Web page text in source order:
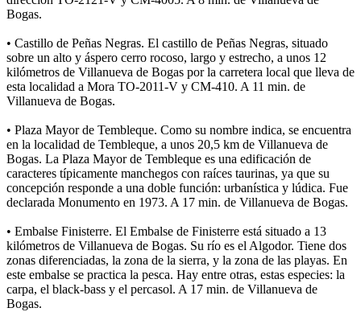
Bogas.
• Castillo de Peñas Negras. El castillo de Peñas Negras, situado
sobre un alto y áspero cerro rocoso, largo y estrecho, a unos 12
kilómetros de Villanueva de Bogas por la carretera local que lleva de
esta localidad a Mora TO-2011-V y CM-410. A 11 min. de
Villanueva de Bogas.
• Plaza Mayor de Tembleque. Como su nombre indica, se encuentra
en la localidad de Tembleque, a unos 20,5 km de Villanueva de
Bogas. La Plaza Mayor de Tembleque es una edificación de
caracteres típicamente manchegos con raíces taurinas, ya que su
concepción responde a una doble función: urbanística y lúdica. Fue
declarada Monumento en 1973. A 17 min. de Villanueva de Bogas.
• Embalse Finisterre. El Embalse de Finisterre está situado a 13
kilómetros de Villanueva de Bogas. Su río es el Algodor. Tiene dos
zonas diferenciadas, la zona de la sierra, y la zona de las playas. En
este embalse se practica la pesca. Hay entre otras, estas especies: la
carpa, el black-bass y el percasol. A 17 min. de Villanueva de
Bogas.